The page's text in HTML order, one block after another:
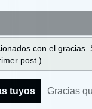
con el
post.)
tuyos Gracias